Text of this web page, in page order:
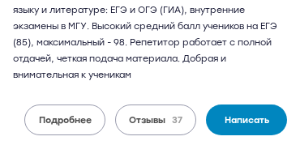
языку и литературе: ЕГЭ и ОГЭ (ГИА), внутренние
экзамены в МГУ. Высокий средний балл учеников на ЕГЭ
(85), максимальный - 98. Репетитор работает с полной
отдачей, четкая подача материала. Добрая и
внимательная к ученикам
Подробнее Отзывы 37 Написать